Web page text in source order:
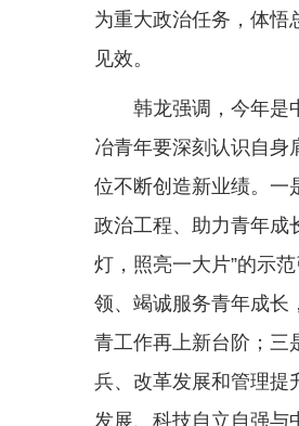
为重大政治任务，体悟
见效。
韩龙强调，今年是
冶青年要深刻认识自身
位不断创造新业绩。一
政治工程、助力青年成
灯，照亮一大片”的示
领、竭诚服务青年成长
青工作再上新台阶；三
兵、改革发展和管理提
发展、科技自立自强与